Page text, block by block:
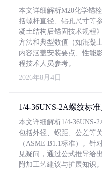
本文详细解析M20化学锚
括螺杆直径、钻孔尺寸等
凝土结构后锚固技术规程
方法和典型数值（如混凝
内容涵盖安装要点、性能
程技术人员参考。
2026年8月4日
1/4-36UNS-2A螺纹标
本文详细解析1/4-36UNS-
包括外径、螺距、公差等
（ASME B1.1标准）。针
见疑问，通过公式推导给
附加工艺建议与扩展知识。